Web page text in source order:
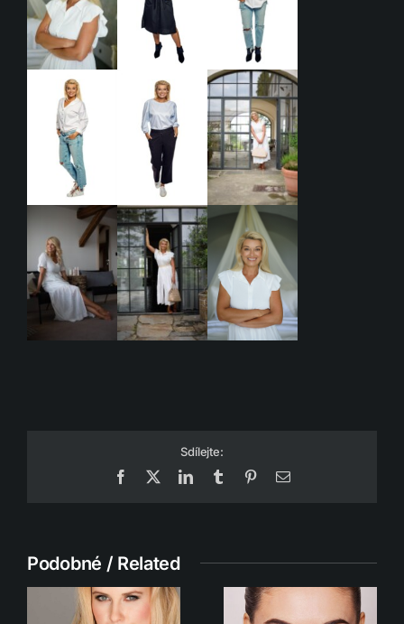
Sdílejte:
Facebook
LinkedInTumblr PinterestEmail
Podobné / Related